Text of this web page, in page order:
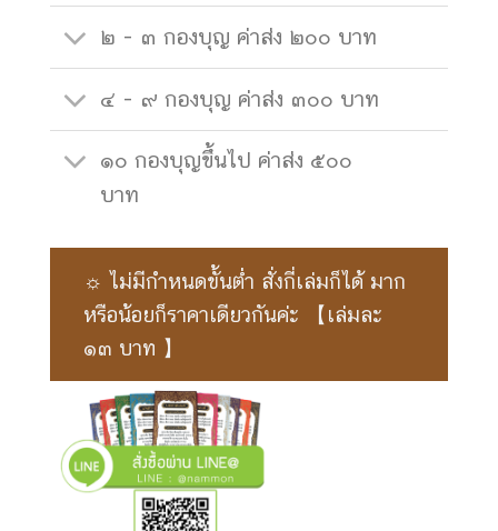
๒ - ๓ กองบุญ ค่าส่ง ๒๐๐ บาท
๔ - ๙ กองบุญ ค่าส่ง ๓๐๐ บาท
๑๐ กองบุญขึ้นไป ค่าส่ง ๕๐๐
บาท
☼ ไม่มีกำหนดขั้นต่ำ สั่งกี่เล่มก็ได้ มาก
หรือน้อยก็ราคาเดียวกันค่ะ 【เล่มละ
๑๓ บาท 】